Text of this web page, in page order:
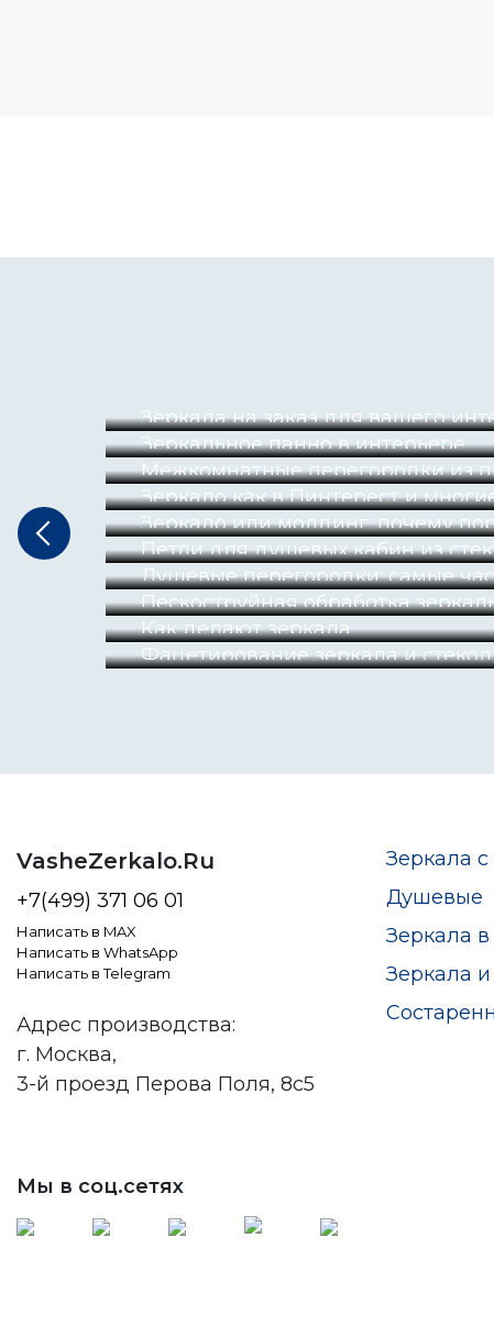
Зеркала на заказ для вашего
Зеркальное панно в интерьере
Межкомнатные перегородки из
Зеркало как в Пинтерест и
Зеркало или молдинг: почему
Петли для душевых кабин из
Душевые перегородки: самые
Пескоструйная обработка
Как делают зеркала
Фацетирование зеркала и
VasheZerkalo.Ru
+7(499) 371 06 01
Написать в MAX
Написать в WhatsApp
Написать в Telegram
Адрес производства:
г. Москва,
3-й проезд Перова Поля, 8с5
Зеркала с
Душевые
Зеркала
Зеркала
Мы в соц.сетях